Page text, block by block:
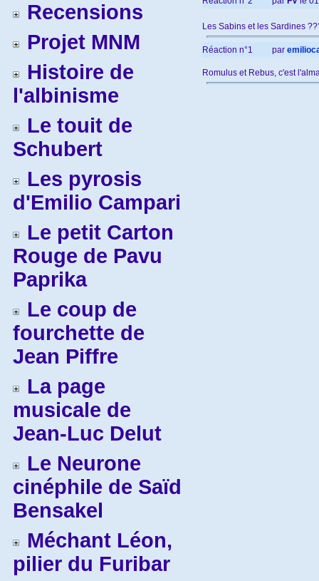
Recensions
Projet MNM
Histoire de
l'albinisme
Le touit de
Schubert
Les pyrosis
d'Emilio Campari
Le petit Carton
Rouge de Pavu
Paprika
Le coup de
fourchette de
Jean Piffre
La page
musicale de
Jean-Luc Delut
Le Neurone
cinéphile de Saïd
Bensakel
Méchant Léon,
pilier du Furibar
Les Sabins et les Sardines
Réaction n°1 par
Romulus et Rebus, c'est